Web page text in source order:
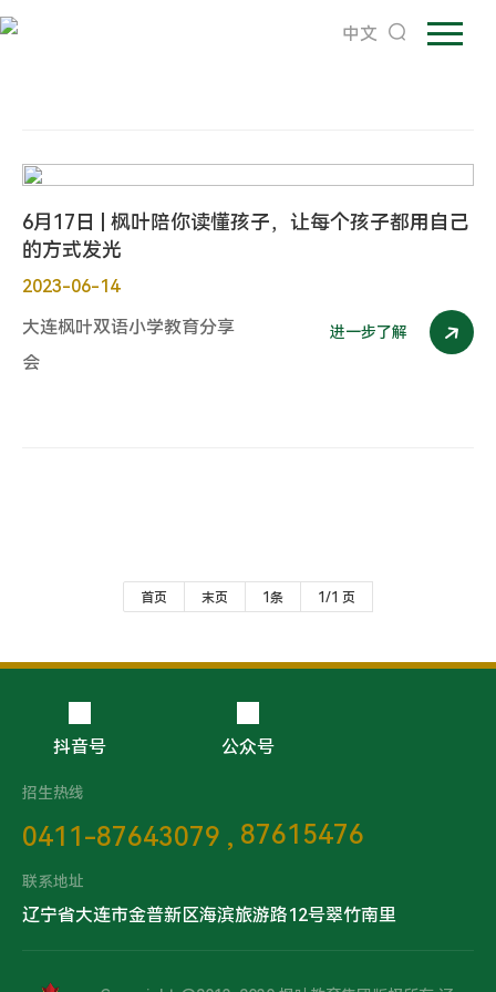
中文
6月17日 | 枫叶陪你读懂孩子，让每个孩子都用自己
的方式发光
2023-06-14
大连枫叶双语小学教育分享
会
进一步了解
首页 末页 1条 1/1 页
抖音号 公众号
招生热线
0411-87643079 , 87615476
联系地址
辽宁省大连市金普新区海滨旅游路12号翠竹南里